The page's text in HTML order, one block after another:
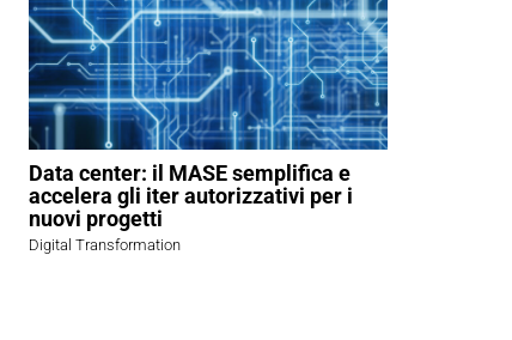
Data center: il MASE semplifica e
accelera gli iter autorizzativi per i
nuovi progetti
Digital Transformation